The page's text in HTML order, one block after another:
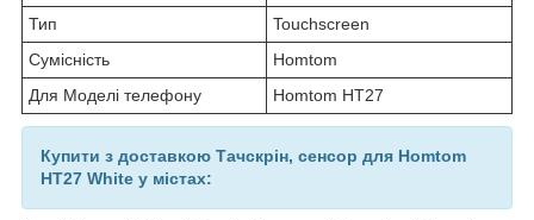
Тип
Touchscreen
Сумісність
Homtom
Для Моделі телефону
Homtom HT27
Купити з доставкою Тачскрін, сенсор для Homtom
HT27 White у містах: